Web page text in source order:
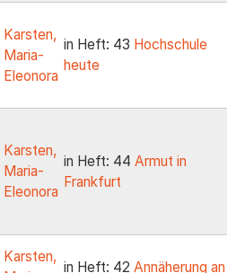
Karsten,
Maria-
Eleonora
in Heft: 43 Hochschule
heute
Karsten,
Maria-
Eleonora
in Heft: 44 Armut in
Frankfurt
Karsten,
in Heft: 42 Annäherung an